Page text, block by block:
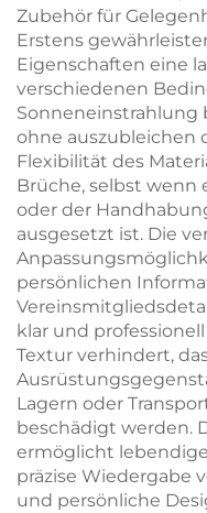
Zubehör für
Erstens
Eigenschaften eine
verschiedenen
Sonneneinstrahlung
ohne auszubleichen
Flexibilität des
Brüche, selbst wenn
oder der
ausgesetzt ist. Die
persönlichen
klar und
Textur verhindert,
Lagern oder
beschädigt werden.
ermöglicht
präzise Wiedergabe
und persönliche